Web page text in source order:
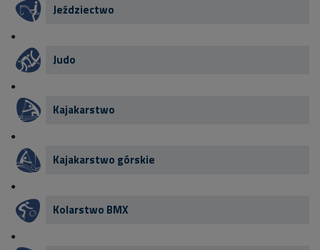
Jeździectwo
Judo
Kajakarstwo
Kajakarstwo górskie
Kolarstwo BMX